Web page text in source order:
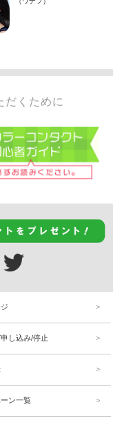
だくために
し込み/停止
ン一覧